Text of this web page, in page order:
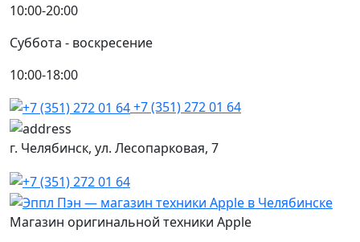
10:00-20:00
Суббота - воскресение
10:00-18:00
+7 (351) 272 01 64
г. Челябинск, ул. Лесопарковая, 7
Магазин оригинальной техники Apple